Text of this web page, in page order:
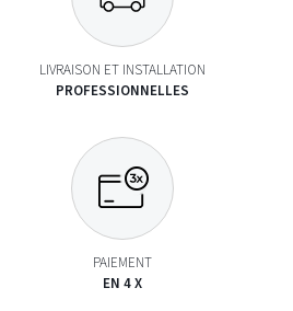
LIVRAISON ET INSTALLATION
PROFESSIONNELLES
PAIEMENT
EN 4 X